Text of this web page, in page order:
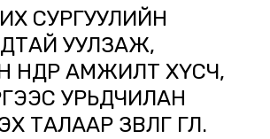
СУРГУУЛИЙН
УУЛЗАЖ,
ӨНДӨР АМЖИЛТ ХҮСЧ,
УРЬДЧИЛАН
ЗӨВЛӨГӨӨ ӨГЛӨӨ.